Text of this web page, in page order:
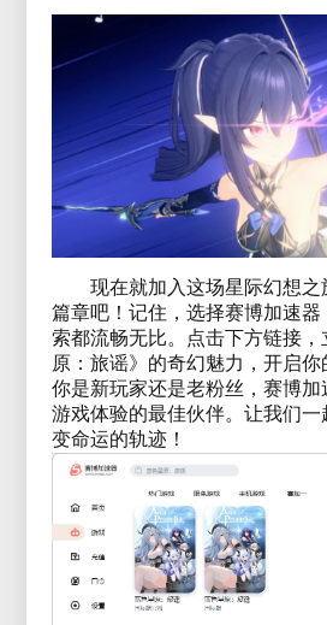
现在就加入这场星际幻想
篇章吧！记住，选择赛博加速器
索都流畅无比。点击下方链接，
原：旅谣》的奇幻魅力，开启
你是新玩家还是老粉丝，赛博
游戏体验的最佳伙伴。让我们一
变命运的轨迹！